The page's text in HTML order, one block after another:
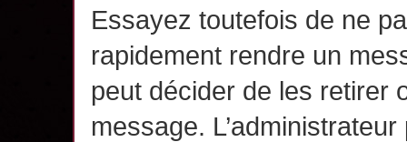
Essayez toutefois de ne
rapidement rendre un
peut décider de les retirer
message.